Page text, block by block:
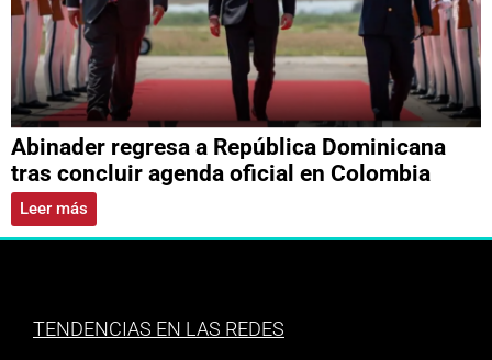
Abinader regresa a República Dominicana
tras concluir agenda oficial en Colombia
Leer más
TENDENCIAS EN LAS REDES